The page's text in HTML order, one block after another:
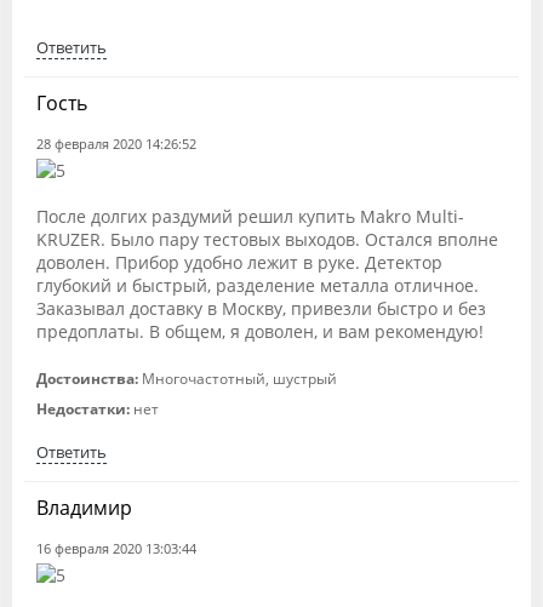
Ответить
Гость
28 февраля 2020 14:26:52
После долгих раздумий решил купить Makro Multi-
KRUZER. Было пару тестовых выходов. Остался вполне
доволен. Прибор удобно лежит в руке. Детектор
глубокий и быстрый, разделение металла отличное.
Заказывал доставку в Москву, привезли быстро и без
предоплаты. В общем, я доволен, и вам рекомендую!
Достоинства: Многочастотный, шустрый
Недостатки: нет
Ответить
Владимир
16 февраля 2020 13:03:44